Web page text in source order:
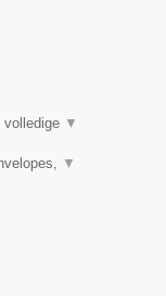
volledige ▼
▼